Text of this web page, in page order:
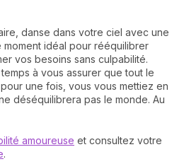
danse dans votre ciel avec une
idéal pour rééquilibrer
vos besoins sans culpabilité.
à vous assurer que tout le
une fois, vous vous mettiez en
déséquilibrera pas le monde. Au
amoureuse et consultez votre
.